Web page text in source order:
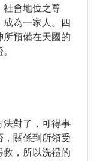
社會地位之尊
為一家人。四
所預備在天國的
法對了，可得事
，關係到所領受
救，所以洗禮的